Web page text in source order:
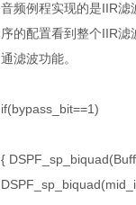
音频例程实现的是IIR
序的配置看到整个IIR
通滤波功能。
if(bypass_bit==1)
{